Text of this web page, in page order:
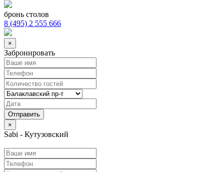
бронь столов
8 (495) 2 555 666
×
Забронировать
×
Sabi - Кутузовский